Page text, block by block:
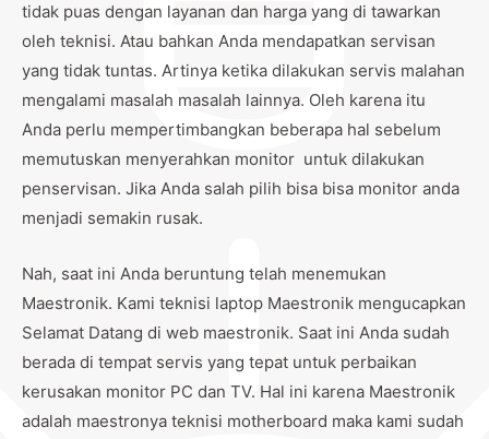
tidak puas dengan layanan dan harga yang di tawarkan
oleh teknisi. Atau bahkan Anda mendapatkan servisan
yang tidak tuntas. Artinya ketika dilakukan servis malahan
mengalami masalah masalah lainnya. Oleh karena itu
Anda perlu mempertimbangkan beberapa hal sebelum
memutuskan menyerahkan monitor untuk dilakukan
penservisan. Jika Anda salah pilih bisa bisa monitor anda
menjadi semakin rusak.
Nah, saat ini Anda beruntung telah menemukan
Maestronik. Kami teknisi laptop Maestronik mengucapkan
Selamat Datang di web maestronik. Saat ini Anda sudah
berada di tempat servis yang tepat untuk perbaikan
kerusakan monitor PC dan TV. Hal ini karena Maestronik
adalah maestronya teknisi motherboard maka kami sudah